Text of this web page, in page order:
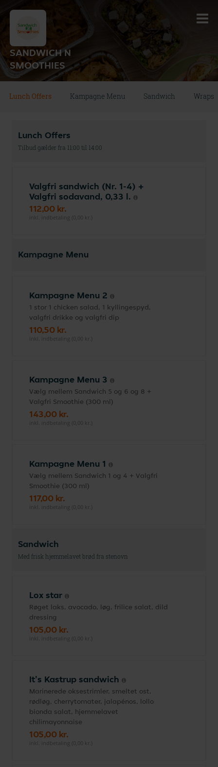
SANDWICH N
SMOOTHIES
Lunch Offers Kampagne Menu Sandwich Wraps
Lunch Offers
Tilbud gælder fra 11:00 til 14:00
Valgfri sandwich (Nr. 1-4) +
Valgfri sodavand, 0,33 l.
112,00 kr.
inkl. indbetaling (0,00 kr.)
Kampagne Menu
Kampagne Menu 2
1 stor 1 chicken salad, 1 kyllingespyd,
valgfri drikke og valgfri dip
110,50 kr.
inkl. indbetaling (0,00 kr.)
Kampagne Menu 3
Vælg mellem Sandwich 5 og 6 og 8 +
Valgfri Smoothie (300 ml)
143,00 kr.
inkl. indbetaling (0,00 kr.)
Kampagne Menu 1
Vælg mellem Sandwich 1 og 4 + Valgfri
Smoothie (300 ml)
117,00 kr.
inkl. indbetaling (0,00 kr.)
Sandwich
Med frisk hjemmelavet brød fra stenovn
Lox star
Røget laks, avocado, løg, frilice salat, dild
dressing
105,00 kr.
inkl. indbetaling (0,00 kr.)
It's Kastrup sandwich
Marinerede oksestrimler, smeltet ost,
rødløg, cherrytomater, jalapénos, lollo
bionda salat, hjemmelavet
chilimayonnaise
105,00 kr.
inkl. indbetaling (0,00 kr.)